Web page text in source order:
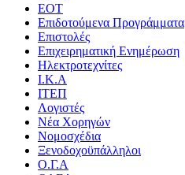
ΕΟΤ
Επιδοτούμενα Προγράμματα
Επιστολές
Επιχειρηματική Ενημέρωση
Ηλεκτροτεχνίτες
Ι.Κ.Α
ΙΤΕΠ
Λογιστές
Νέα Χορηγών
Νομοσχέδια
Ξενοδοχοϋπάλληλοι
Ο.Γ.Α